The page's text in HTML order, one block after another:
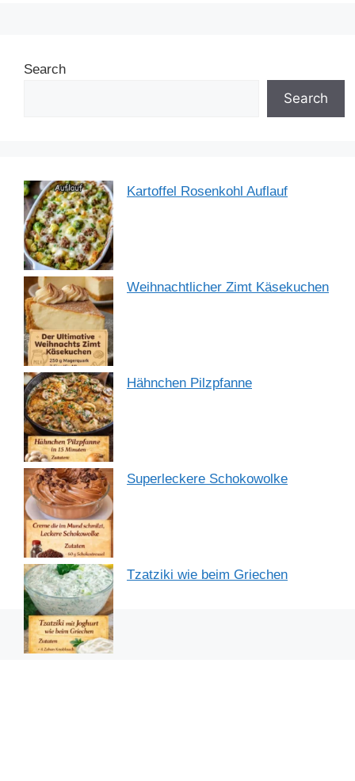
o
Search
Search
Kartoffel Rosenkohl Auflauf
Weihnachtlicher Zimt Käsekuchen
Hähnchen Pilzpfanne
Superleckere Schokowolke
Tzatziki wie beim Griechen